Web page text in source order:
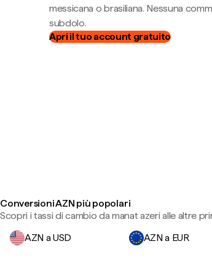
messicana o brasiliana. Nessuna
subdolo.
Apri il tuo account gratuito
Conversioni AZN più popolari
Scopri i tassi di cambio da manat azeri alle altre
AZN a USD
AZN a EUR